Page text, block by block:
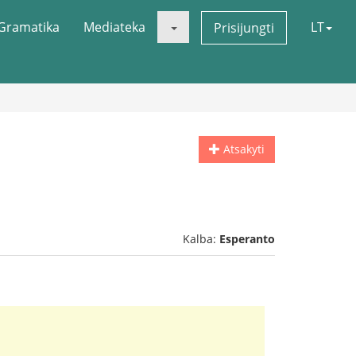
Mediateka Prisijungti LT
Atsakyti
Kalba: Esperanto